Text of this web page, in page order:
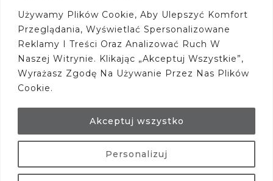
Używamy Plików Cookie, Aby Ulepszyć Komfort
Przeglądania, Wyświetlać Spersonalizowane
Reklamy I Treści Oraz Analizować Ruch W
Naszej Witrynie. Klikając „Akceptuj Wszystkie”,
Wyrażasz Zgodę Na Używanie Przez Nas Plików
Cookie.
Personalizuj
Akceptuj wszystko
Strona Główna
O Nas
Zmiana Systemu
Aktualności
© 2026 polskadb.pl |Polityka Prywatności